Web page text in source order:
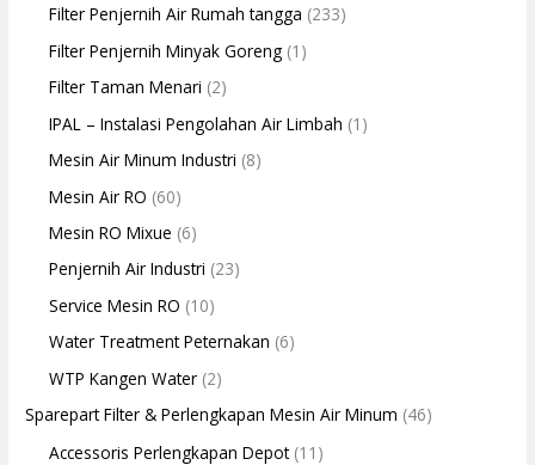
Filter Penjernih Air Rumah tangga (233)
Filter Penjernih Minyak Goreng (1)
Filter Taman Menari (2)
IPAL – Instalasi Pengolahan Air Limbah (1)
Mesin Air Minum Industri (8)
Mesin Air RO (60)
Mesin RO Mixue (6)
Penjernih Air Industri (23)
Service Mesin RO (10)
Water Treatment Peternakan (6)
WTP Kangen Water (2)
Sparepart Filter & Perlengkapan Mesin Air Minum (46)
Accessoris Perlengkapan Depot(11)